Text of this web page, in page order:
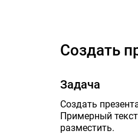
Создать
Задача
Создать
Примерный
разместить.